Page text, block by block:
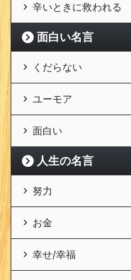
辛いときに救われる
面白い名言
くだらない
ユーモア
面白い
人生の名言
努力
お金
幸せ/幸福